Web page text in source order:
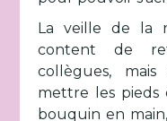
La veille de la
content de
collègues,
mettre les pieds
bouquin en